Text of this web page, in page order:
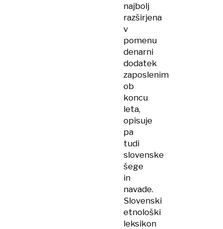
najbolj
razširjena
v
pomenu
denarni
dodatek
zaposlenim
ob
koncu
leta,
opisuje
pa
tudi
slovenske
šege
in
navade.
Slovenski
etnološki
leksikon